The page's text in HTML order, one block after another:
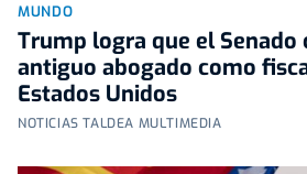
MUNDO
Trump logra que el Senado
antiguo abogado como
Estados Unidos
NOTICIAS TALDEA MULTIMEDIA